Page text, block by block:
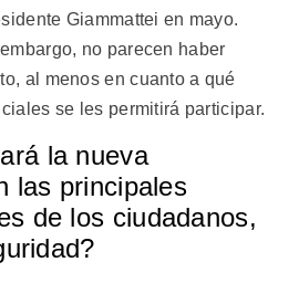
Giammattei en mayo.
no parecen haber
al menos en cuanto a qué
se les permitirá participar.
la nueva
las principales
de los ciudadanos,